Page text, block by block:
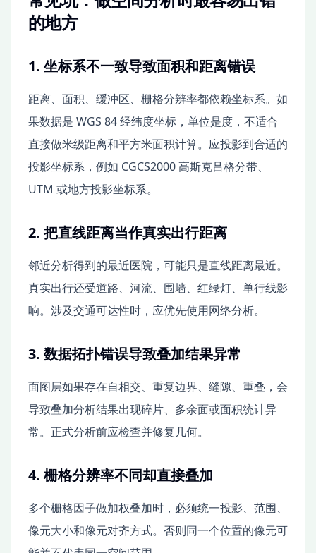
的地方
1. 坐标系不一致导致面积和距离错误
距离、面积、缓冲区、栅格分辨率都依赖坐标系。如
果数据是 WGS 84 经纬度坐标，单位是度，不适合
直接做米级距离和平方米面积计算。应投影到合适的
投影坐标系，例如 CGCS2000 高斯克吕格分带、
UTM 或地方投影坐标系。
2. 把直线距离当作真实出行距离
邻近分析得到的最近医院，可能只是直线距离最近。
真实出行还受道路、河流、围墙、红绿灯、单行线影
响。涉及交通可达性时，应优先使用网络分析。
3. 数据拓扑错误导致叠加结果异常
面图层如果存在自相交、重复边界、缝隙、重叠，会
导致叠加分析结果出现碎片、多余面或面积统计异
常。正式分析前应检查并修复几何。
4. 栅格分辨率不同却直接叠加
多个栅格因子做加权叠加时，必须统一投影、范围、
像元大小和像元对齐方式。否则同一个位置的像元可